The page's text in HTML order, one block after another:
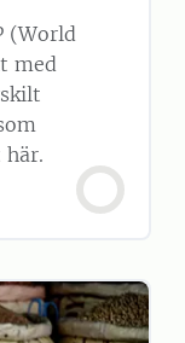
(World
med